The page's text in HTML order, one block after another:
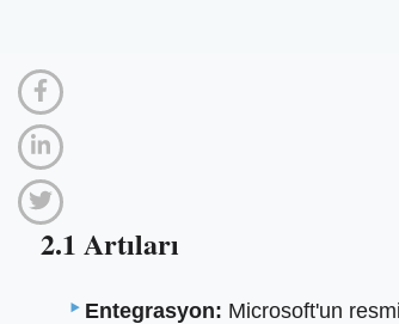
2.1 Artıları
Entegrasyon: Microsoft'un